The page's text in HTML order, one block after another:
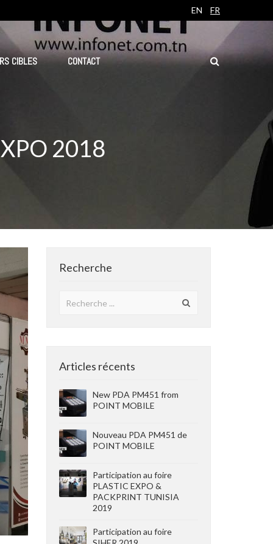
EN FR
CIBLES CONTACT
2018
Recherche
Articles récents
New PDA PM451 from
POINT MOBILE
Nouveau PDA PM451 de
POINT MOBILE
Participation au foire
PLASTIC EXPO &
PACKPRINT TUNISIA
2019
Participation au foire